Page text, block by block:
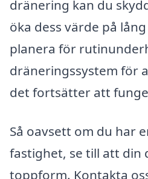
dränering kan du
öka dess värde på
planera för
dräneringssystem för
det fortsätter att
Så oavsett om du har
fastighet, se till att din
toppform. Kontakta